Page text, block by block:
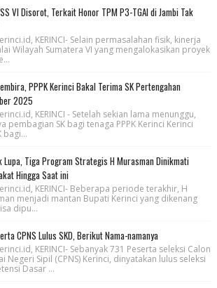
VI Disorot, Terkait Honor TPM P3-TGAI di Jambi Tak
KERINCI- Selain permasalahan fisik, kinerja
Wilayah Sumatera VI yang mengalokasikan proyek
PPPK Kerinci Bakal Terima SK Pertengahan
2025
KERINCI - Setelah sekian lama menunggu,
pembagian SK bagi tenaga PPPK Kerinci Kerinci
bagi...
Lupa, Tiga Program Strategis H Murasman Dinikmati
Hingga Saat ini
KERINCI- Beberapa periode terakhir, H
menjadi mantan Bupati Kerinci yang dikenang
dipu...
CPNS Lulus SKD, Berikut Nama-namanya
KERINCI- Sebanyak 731 Peserta seleksi Calon
Negeri Sipil (CPNS) Kerinci, dinyatakan lulus seleksi
Dasar ...